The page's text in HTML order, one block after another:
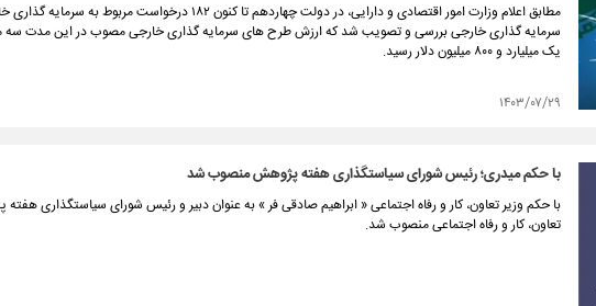
مطابق اعلام وزارت امور اقتصادی و دارایی، در دولت چهاردهم تا کنون ۱۸۲ درخواست
سرمایه گذاری خارجی بررسی و تصویب شد که ارزش طرح های سرمایه گذاری خارجی مصوب در این مدت سه
یک میلیارد و ۸۰۰ میلیون دلار رسید.
۱۴۰۳/۰۷/۲۹
با حکم میدری؛ رئیس شورای سیاستگذاری هفته پژوهش منصوب شد
با حکم وزیر تعاون، کار و رفاه اجتماعی « ابراهیم صادقی فر » به عنوان دبیر و رئیس شورای سیاستگذاری
تعاون، کار و رفاه اجتماعی منصوب شد.